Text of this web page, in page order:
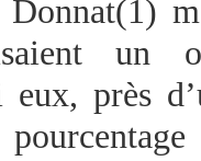
Donnat(1)
un
eux, près